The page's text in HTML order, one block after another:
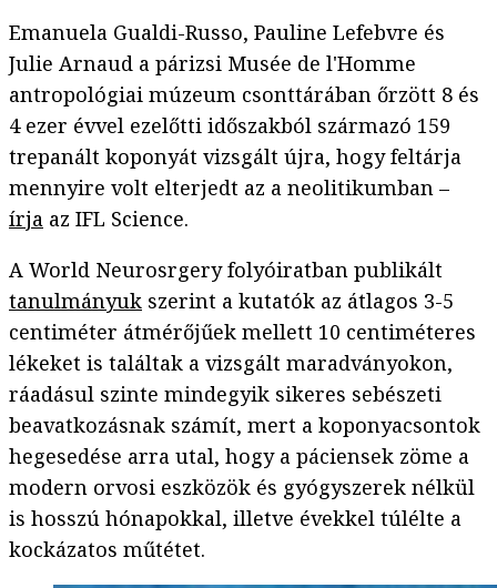
Emanuela Gualdi-Russo, Pauline Lefebvre és
Julie Arnaud a párizsi Musée de l'Homme
antropológiai múzeum csonttárában őrzött 8 és
4 ezer évvel ezelőtti időszakból származó 159
trepanált koponyát vizsgált újra, hogy feltárja
mennyire volt elterjedt az a neolitikumban –
írja az IFL Science.
A World Neurosrgery folyóiratban publikált
tanulmányuk szerint a kutatók az átlagos 3-5
centiméter átmérőjűek mellett 10 centiméteres
lékeket is találtak a vizsgált maradványokon,
ráadásul szinte mindegyik sikeres sebészeti
beavatkozásnak számít, mert a koponyacsontok
hegesedése arra utal, hogy a páciensek zöme a
modern orvosi eszközök és gyógyszerek nélkül
is hosszú hónapokkal, illetve évekkel túlélte a
kockázatos műtétet.